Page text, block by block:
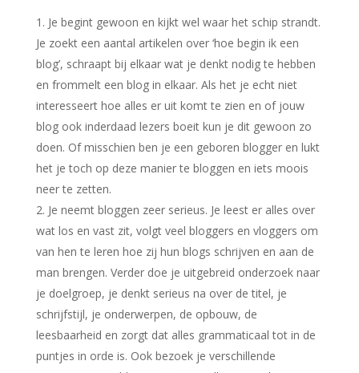
Je begint gewoon en kijkt wel waar het schip strandt.
Je zoekt een aantal artikelen over ‘hoe begin ik een
blog’, schraapt bij elkaar wat je denkt nodig te hebben
en frommelt een blog in elkaar. Als het je echt niet
interesseert hoe alles er uit komt te zien en of jouw
blog ook inderdaad lezers boeit kun je dit gewoon zo
doen. Of misschien ben je een geboren blogger en lukt
het je toch op deze manier te bloggen en iets moois
neer te zetten.
Je neemt bloggen zeer serieus. Je leest er alles over
wat los en vast zit, volgt veel bloggers en vloggers om
van hen te leren hoe zij hun blogs schrijven en aan de
man brengen. Verder doe je uitgebreid onderzoek naar
je doelgroep, je denkt serieus na over de titel, je
schrijfstijl, je onderwerpen, de opbouw, de
leesbaarheid en zorgt dat alles grammaticaal tot in de
puntjes in orde is. Ook bezoek je verschillende